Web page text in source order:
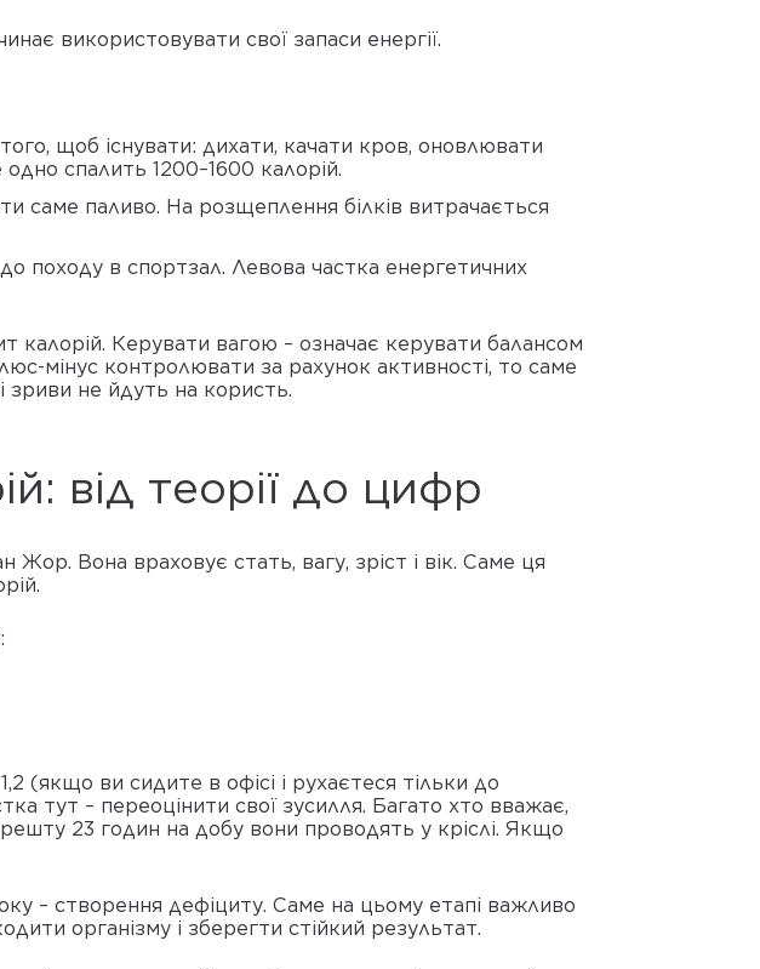
використовувати свої запаси енергії.
щоб існувати: дихати, качати кров, оновлювати
спалить 1200–1600 калорій.
саме паливо. На розщеплення білків витрачається
походу в спортзал. Левова частка енергетичних
Керувати вагою – означає керувати балансом
мінус контролювати за рахунок активності, то саме
зриви не йдуть на користь.
від теорії до цифр
Вона враховує стать, вагу, зріст і вік. Саме ця
(якщо ви сидите в офісі і рухаєтеся тільки до
тут – переоцінити свої зусилля. Багато хто вважає,
23 годин на добу вони проводять у кріслі. Якщо
– створення дефіциту. Саме на цьому етапі важливо
організму і зберегти стійкий результат.